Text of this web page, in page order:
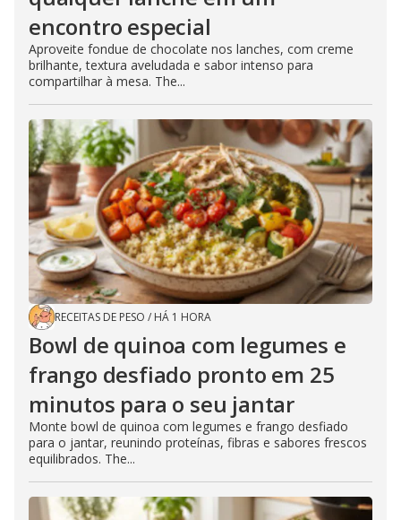
encontro especial
Aproveite fondue de chocolate nos lanches, com creme
brilhante, textura aveludada e sabor intenso para
compartilhar à mesa. The...
RECEITAS DE PESO / HÁ 1 HORA
Bowl de quinoa com legumes e
frango desfiado pronto em 25
minutos para o seu jantar
Monte bowl de quinoa com legumes e frango desfiado
para o jantar, reunindo proteínas, fibras e sabores frescos
equilibrados. The...